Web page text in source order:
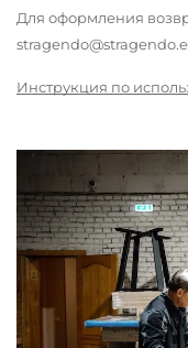
Для оформления
Инструкция по